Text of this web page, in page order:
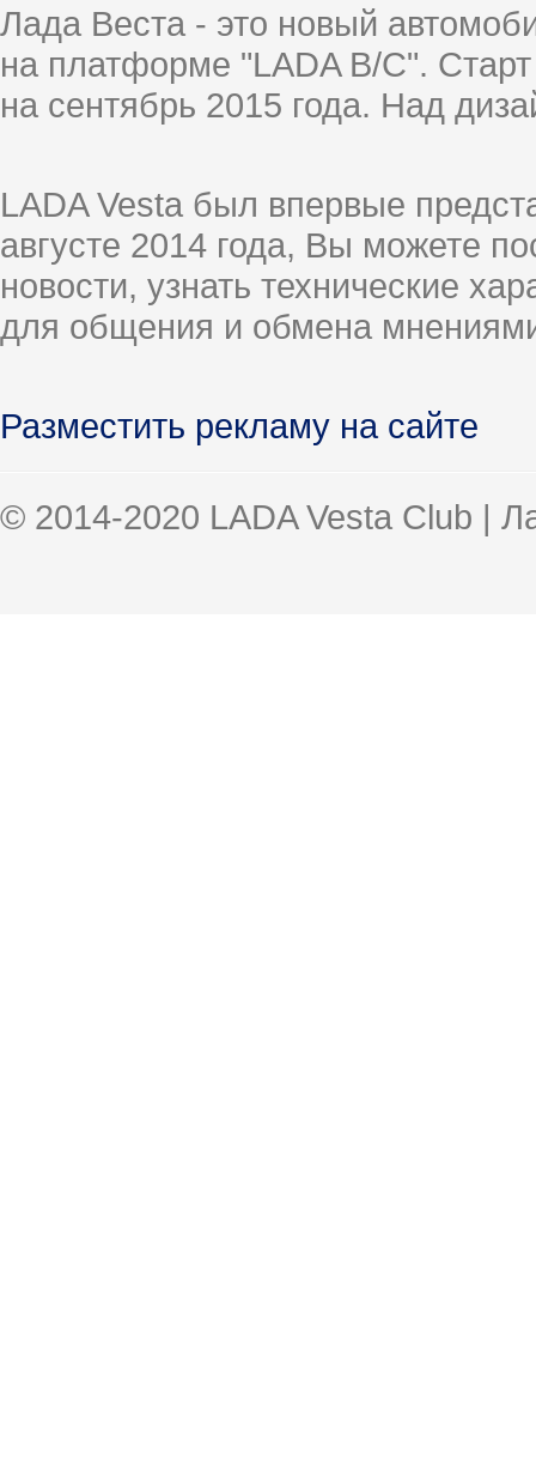
Лада Веста - это новый
на платформе "LADA B/C".
на сентябрь 2015 года. Над
LADA Vesta был впервые
августе 2014 года, Вы можете
новости, узнать технические
для общения и обмена
Разместить рекламу на сайте
© 2014-2020 LADA Vesta Club |